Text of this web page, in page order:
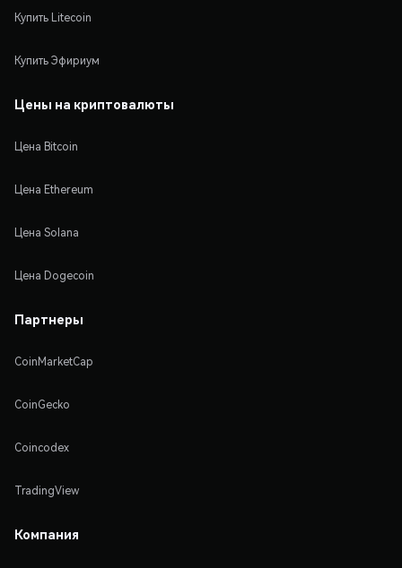
Купить Litecoin
Купить Эфириум
Цены на криптовалюты
Цена Bitcoin
Цена Ethereum
Цена Solana
Цена Dogecoin
Партнеры
CoinMarketCap
CoinGecko
Coincodex
TradingView
Компания